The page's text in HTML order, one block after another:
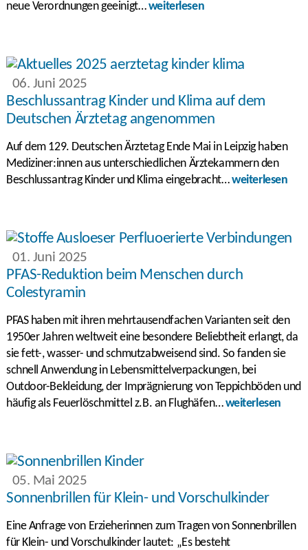
neue Verordnungen geeinigt…weiterlesen
06. Juni 2025
Beschlussantrag Kinder und Klima auf dem
Deutschen Ärztetag angenommen
Auf dem 129. Deutschen Ärztetag Ende Mai in Leipzig haben
Mediziner:innen aus unterschiedlichen Ärztekammern den
Beschlussantrag Kinder und Klima eingebracht…weiterlesen
01. Juni 2025
PFAS-Reduktion beim Menschen durch
Colestyramin
PFAS haben mit ihren mehrtausendfachen Varianten seit den
1950er Jahren weltweit eine besondere Beliebtheit erlangt, da
sie fett-, wasser- und schmutzabweisend sind. So fanden sie
schnell Anwendung in Lebensmittelverpackungen, bei
Outdoor-Bekleidung, der Imprägnierung von Teppichböden und
häufig als Feuerlöschmittel z.B. an Flughäfen…weiterlesen
05. Mai 2025
Sonnenbrillen für Klein- und Vorschulkinder
Eine Anfrage von Erzieherinnen zum Tragen von Sonnenbrillen
für Klein- und Vorschulkinder lautet: „Es besteht